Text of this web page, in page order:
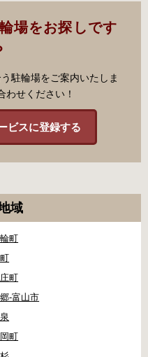
場をお探しです
駐輪場をご案内いたしま
わせください！
ビスに登録する
域
町
町
-富山市
町